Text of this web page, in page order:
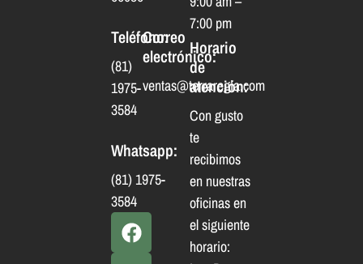
Teléfono:
(81)
1975-
3584
Correo
electrónico:
ventas@terraregia.com
Whatsapp:
(81) 1975-
3584
7:00 pm
Horario
de
atención:
Con gusto
te
recibimos
en nuestras
oficinas en
el siguiente
horario: